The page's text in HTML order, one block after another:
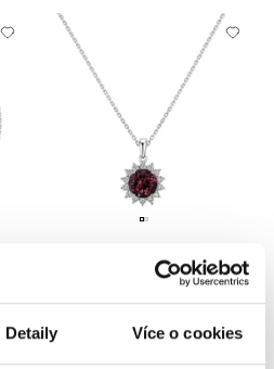
Detaily Více o cookies
Prívesok s rhodolitom a diamantmi
Lilac Flower
od 1 943 €